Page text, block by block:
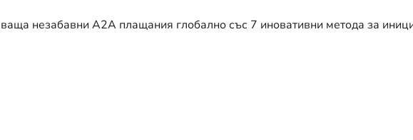
незабавни A2A плащания глобално със 7 иновативни метода за